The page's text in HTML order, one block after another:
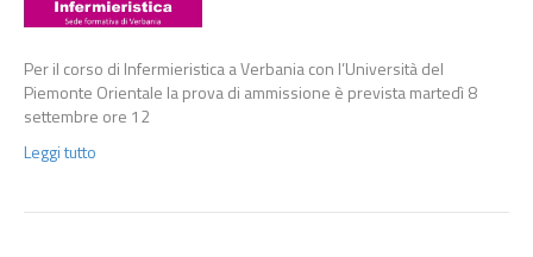
Per il corso di Infermieristica a Verbania con l’Università del
Piemonte Orientale la prova di ammissione è prevista martedì 8
settembre ore 12
Leggi tutto